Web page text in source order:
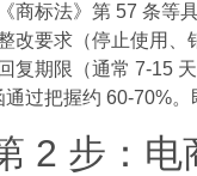
商标法》第 57 条等
改要求（停止使用、
复期限（通常 7-15 天
过把握约 60-70%。
2 步：电